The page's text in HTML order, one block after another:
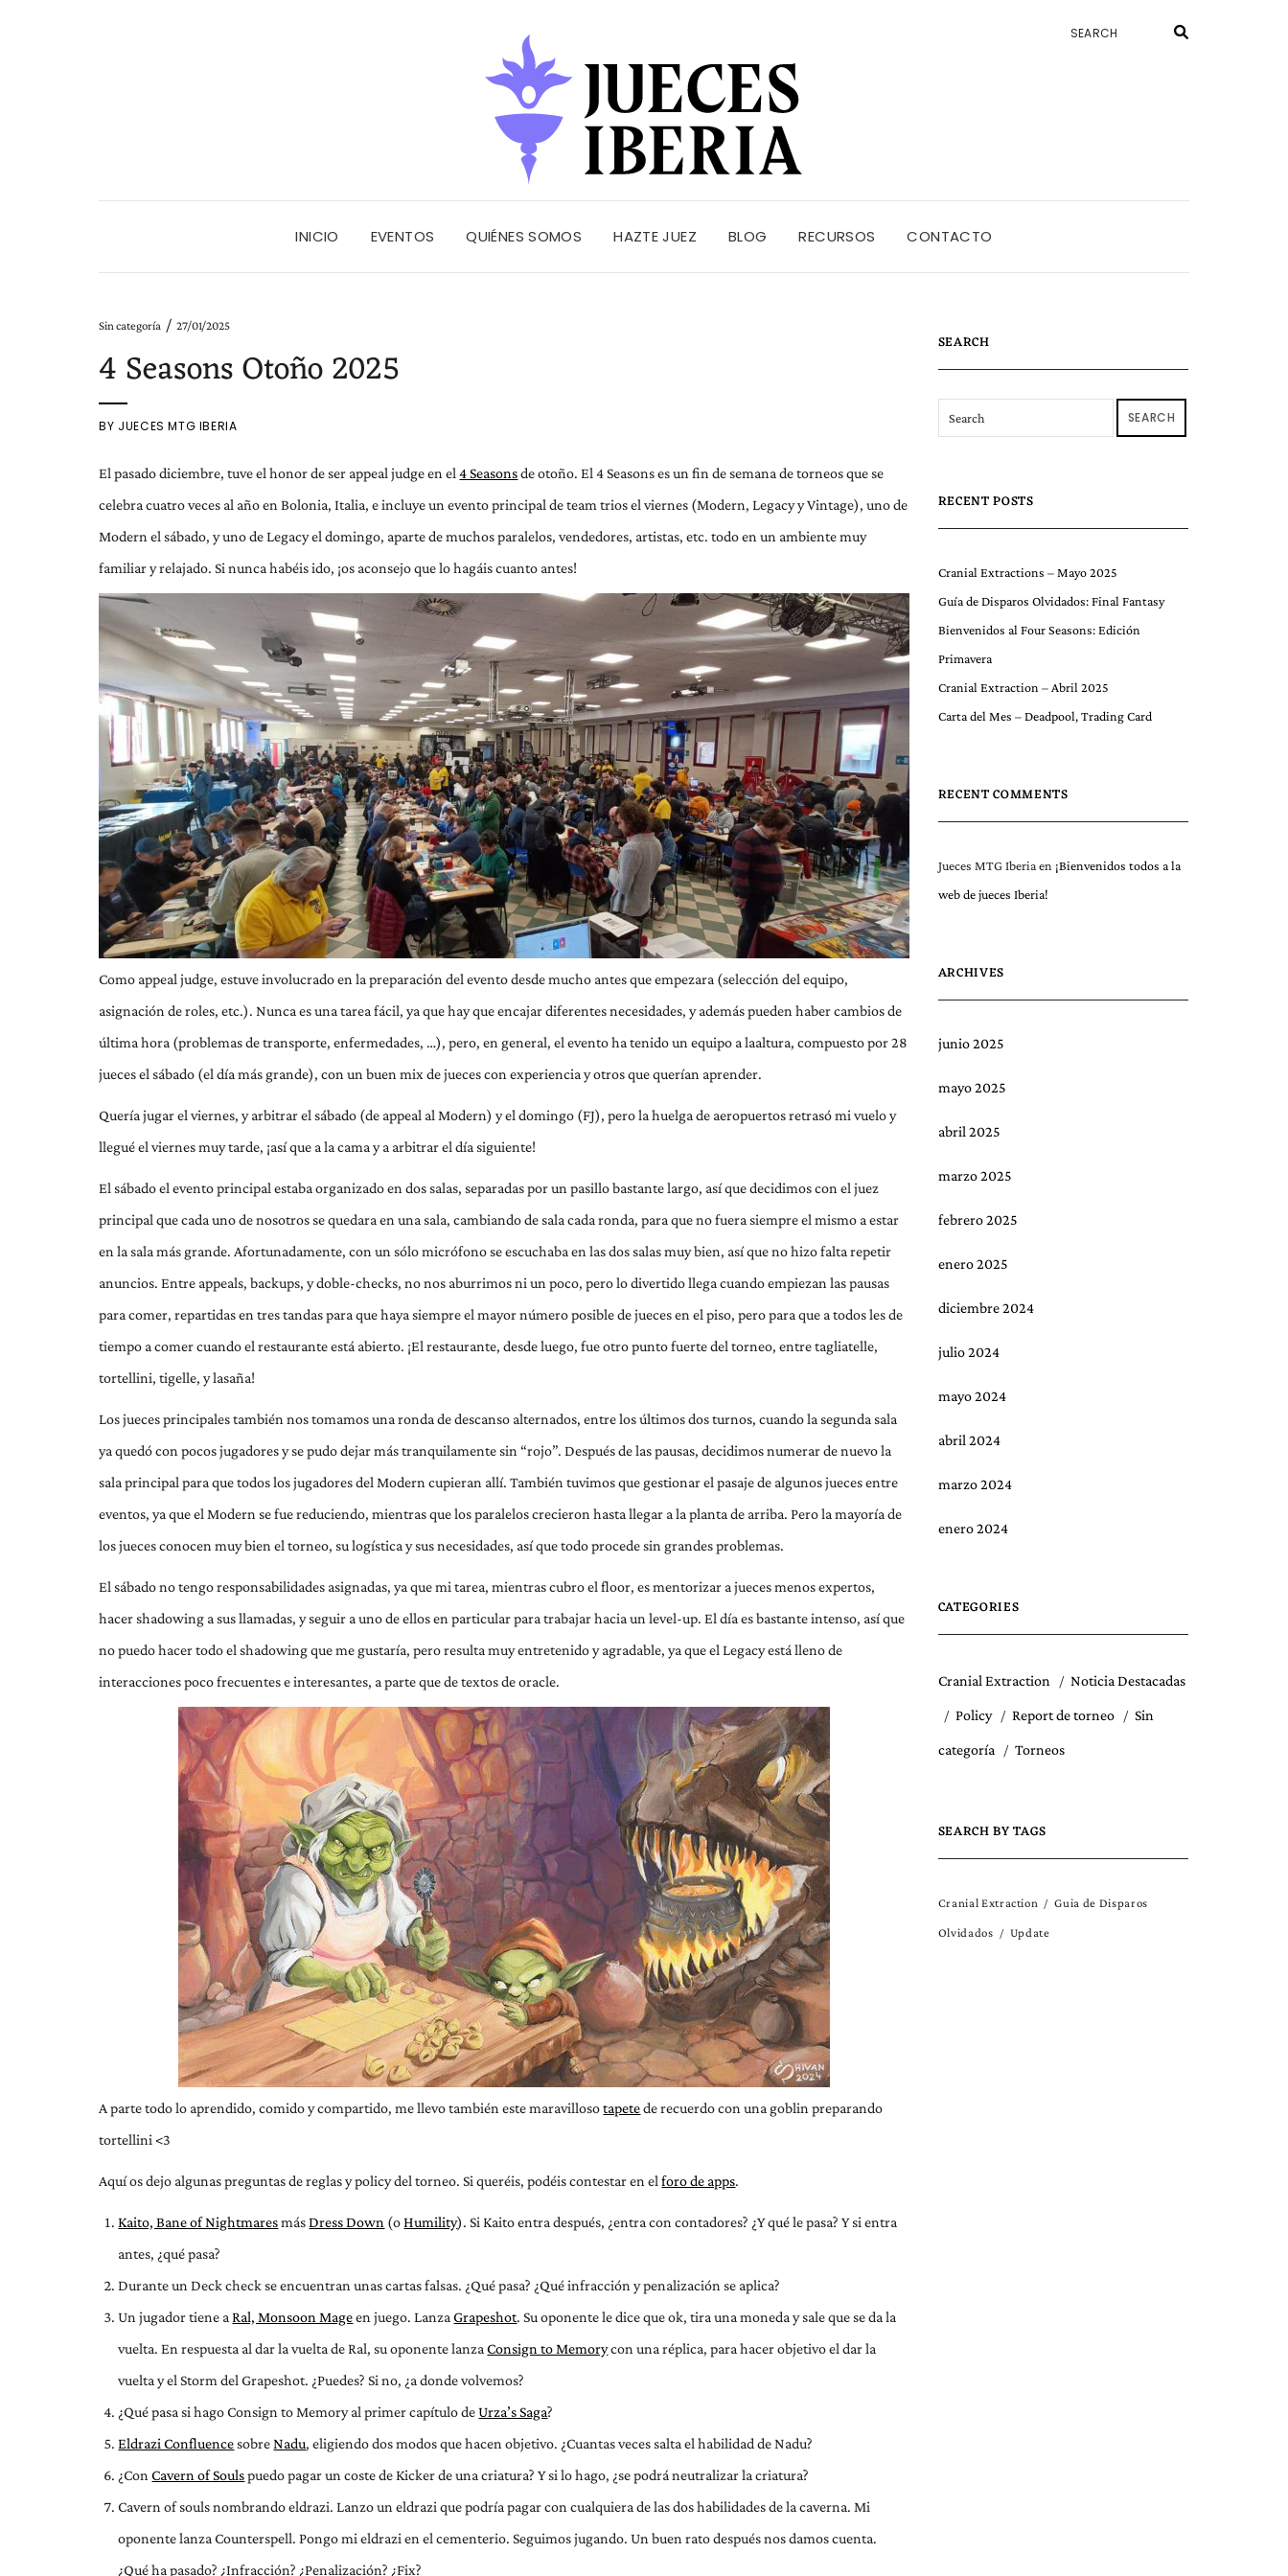
INICIO EVENTOS QUIÉNES SOMOS HAZTE JUEZ BLOG RECURSOS CONTACTO
Sin categoría / 27/01/2025
4 Seasons Otoño 2025
BY JUECES MTG IBERIA
El pasado diciembre, tuve el honor de ser appeal judge en el4 Seasonsde otoño. El 4 Seasons es un fin de semana de torneos que se
celebra cuatro veces al año en Bolonia, Italia, e incluye un evento principal de team trios el viernes (Modern, Legacy y Vintage), uno de
Modern el sábado, y uno de Legacy el domingo, aparte de muchos paralelos, vendedores, artistas, etc. todo en un ambiente muy
familiar y relajado. Si nunca habéis ido, ¡os aconsejo que lo hagáis cuanto antes!
Como appeal judge, estuve involucrado en la preparación del evento desde mucho antes que empezara (selección del equipo,
asignación de roles, etc.). Nunca es una tarea fácil, ya que hay que encajar diferentes necesidades, y además pueden haber cambios de
última hora (problemas de transporte, enfermedades, …), pero, en general, el evento ha tenido un equipo a laaltura, compuesto por 28
jueces el sábado (el día más grande), con un buen mix de jueces con experiencia y otros que querían aprender.
Quería jugar el viernes, y arbitrar el sábado (de appeal al Modern) y el domingo (FJ), pero la huelga de aeropuertos retrasó mi vuelo y
llegué el viernes muy tarde, ¡así que a la cama y a arbitrar el día siguiente!
El sábado el evento principal estaba organizado en dos salas, separadas por un pasillo bastante largo, así que decidimos con el juez
principal que cada uno de nosotros se quedara en una sala, cambiando de sala cada ronda, para que no fuera siempre el mismo a estar
en la sala más grande. Afortunadamente, con un sólo micrófono se escuchaba en las dos salas muy bien, así que no hizo falta repetir
anuncios. Entre appeals, backups, y doble-checks, no nos aburrimos ni un poco, pero lo divertido llega cuando empiezan las pausas
para comer, repartidas en tres tandas para que haya siempre el mayor número posible de jueces en el piso, pero para que a todos les de
tiempo a comer cuando el restaurante está abierto. ¡El restaurante, desde luego, fue otro punto fuerte del torneo, entre tagliatelle,
tortellini, tigelle, y lasaña!
Los jueces principales también nos tomamos una ronda de descanso alternados, entre los últimos dos turnos, cuando la segunda sala
ya quedó con pocos jugadores y se pudo dejar más tranquilamente sin “rojo”. Después de las pausas, decidimos numerar de nuevo la
sala principal para que todos los jugadores del Modern cupieran allí. También tuvimos que gestionar el pasaje de algunos jueces entre
eventos, ya que el Modern se fue reduciendo, mientras que los paralelos crecieron hasta llegar a la planta de arriba. Pero la mayoría de
los jueces conocen muy bien el torneo, su logística y sus necesidades, así que todo procede sin grandes problemas.
El sábado no tengo responsabilidades asignadas, ya que mi tarea, mientras cubro el floor, es mentorizar a jueces menos expertos,
hacer shadowing a sus llamadas, y seguir a uno de ellos en particular para trabajar hacia un level-up. El día es bastante intenso, así que
no puedo hacer todo el shadowing que me gustaría, pero resulta muy entretenido y agradable, ya que el Legacy está lleno de
interacciones poco frecuentes e interesantes, a parte que de textos de oracle.
A parte todo lo aprendido, comido y compartido, me llevo también este maravillosotapetede recuerdo con una goblin preparando
tortellini <3
Aquí os dejo algunas preguntas de reglas y policy del torneo. Si queréis, podéis contestar en elforo de apps.
Kaito, Bane of NightmaresmásDress Down (oHumility). Si Kaito entra después, ¿entra con contadores? ¿Y qué le pasa? Y si entra
antes, ¿qué pasa?
Durante un Deck check se encuentran unas cartas falsas. ¿Qué pasa? ¿Qué infracción y penalización se aplica?
Un jugador tiene aRal, Monsoon Mageen juego. LanzaGrapeshot. Su oponente le dice que ok, tira una moneda y sale que se da la
vuelta. En respuesta al dar la vuelta de Ral, su oponente lanzaConsign to Memorycon una réplica, para hacer objetivo el dar la
vuelta y el Storm del Grapeshot. ¿Puedes? Si no, ¿a donde volvemos?
¿Qué pasa si hago Consign to Memory al primer capítulo deUrza’s Saga?
Eldrazi ConfluencesobreNadu, eligiendo dos modos que hacen objetivo. ¿Cuantas veces salta el habilidad de Nadu?
¿ConCavern of Soulspuedo pagar un coste de Kicker de una criatura? Y si lo hago, ¿se podrá neutralizar la criatura?
Cavern of souls nombrando eldrazi. Lanzo un eldrazi que podría pagar con cualquiera de las dos habilidades de la caverna. Mi
oponente lanza Counterspell. Pongo mi eldrazi en el cementerio. Seguimos jugando. Un buen rato después nos damos cuenta.
¿Qué ha pasado? ¿Infracción? ¿Penalización? ¿Fix?
SEARCH
SEARCH
RECENT POSTS
Cranial Extractions – Mayo 2025
Guía de Disparos Olvidados: Final Fantasy
Bienvenidos al Four Seasons: Edición
Primavera
Cranial Extraction – Abril 2025
Carta del Mes – Deadpool, Trading Card
RECENT COMMENTS
Jueces MTG Iberiaen ¡Bienvenidos todos a la
web de jueces Iberia!
ARCHIVES
junio 2025
mayo 2025
abril 2025
marzo 2025
febrero 2025
enero 2025
diciembre 2024
julio 2024
mayo 2024
abril 2024
marzo 2024
enero 2024
CATEGORIES
Cranial Extraction Noticia Destacadas
Policy Report de torneo Sin
categoría Torneos
SEARCH BY TAGS
Cranial Extraction Guia de Disparos
Olvidados Update